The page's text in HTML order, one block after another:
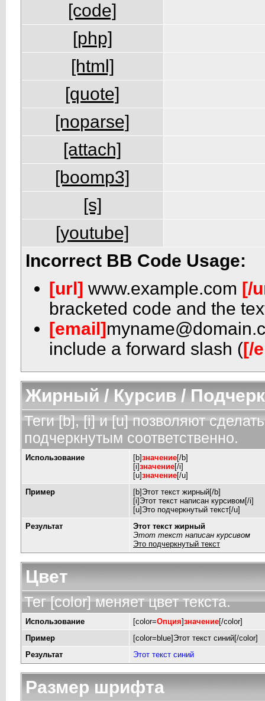
[code]
[php]
[html]
[quote]
[noparse]
[attach]
[boomp3]
[s]
[youtube]
Incorrect BB Code Usage:
[url] www.example.com [/
bracketed code and the
[email]
include a forward slash ([/
Жирный / Курсив /
Теги [b], [i] и [u] позволяют
подчеркнутым соответственно.
Использование [b]значение[/b]
[i]значение[/i]
[u]значение[/u]
Пример
[b]Этот текст жирный[/b]
[i]Этот текст написан курсивом[/i]
[u]Это подчеркнутый текст[/u]
Результат
Этот текст жирный
Этот текст написан курсивом
Это подчеркнутый текст
Цвет
Тег [color] меняет цвет текста.
Использование [color=Опция]значение[/color]
Пример
[color=blue]Этот текст синий[/color]
Результат
Этот текст синий
Размер шрифта